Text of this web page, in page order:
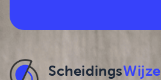
ScheidingsWijze